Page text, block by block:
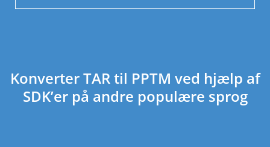
Konverter TAR til PPTM ved hjælp af
SDK’er på andre populære sprog